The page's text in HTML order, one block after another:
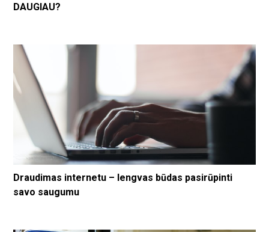
DAUGIAU?
Draudimas internetu – lengvas būdas pasirūpinti
savo saugumu